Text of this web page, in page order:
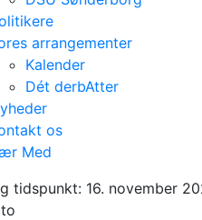
arrangementer
Kalender
Dét derbAtter
os
Med
tidspunkt: 16. november